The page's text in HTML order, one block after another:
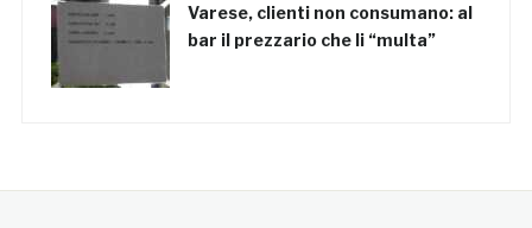
Varese, clienti non consumano: al
bar il prezzario che li “multa”